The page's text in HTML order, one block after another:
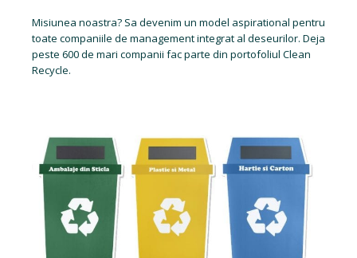
Misiunea noastra? Sa devenim un model aspirational pentru
toate companiile de management integrat al deseurilor. Deja
peste 600 de mari companii fac parte din portofoliul Clean
Recycle.